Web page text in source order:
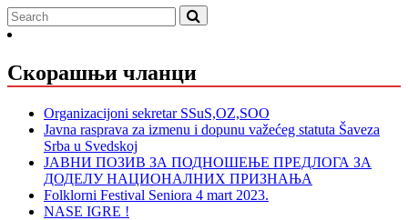
Скорашњи чланци
Organizacijoni sekretar SSuS,OZ,SOO
Javna rasprava za izmenu i dopunu važećeg statuta Šaveza
Srba u Svedskoj
ЈАВНИ ПОЗИВ ЗА ПОДНОШЕЊЕ ПРЕДЛОГА ЗА
ДОДЕЛУ НАЦИОНАЛНИХ ПРИЗНАЊА
Folklorni Festival Seniora 4 mart 2023.
NASE IGRE !